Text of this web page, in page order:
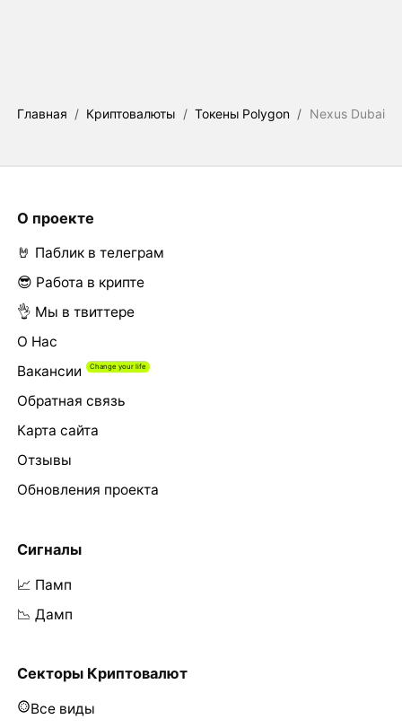
Главная / Криптовалюты / Токены Polygon / Nexus Dubai
О проекте
🤘 Паблик в телеграм
😎 Работа в крипте
👌 Мы в твиттере
О Нас
Вакансии
Обратная связь
Карта сайта
Отзывы
Обновления проекта
Сигналы
📈 Памп
📉 Дамп
Секторы Криптовалют
Все виды